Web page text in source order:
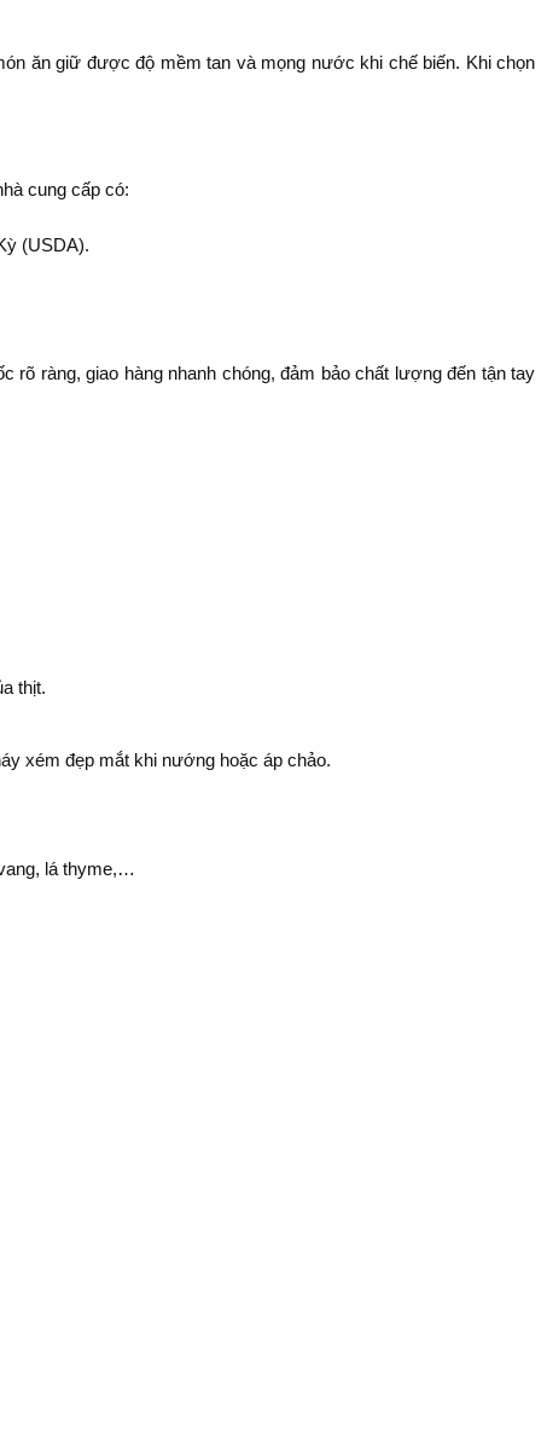
ăn giữ được độ mềm tan và mọng nước khi chế biến. Khi chọn
cung cấp có:
(USDA).
ràng, giao hàng nhanh chóng, đảm bảo chất lượng đến tận tay
thịt.
xém đẹp mắt khi nướng hoặc áp chảo.
lá thyme,…